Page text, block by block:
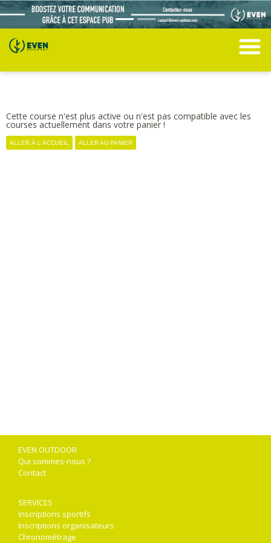
Cette course n'est plus active ou n'est pas compatible avec les
courses actuellement dans votre panier !
ALLER À L'ACCUEIL ALLER AU PANIER
EVEN OUTDOOR
Qui sommes-nous ?
Contact
SERVICES
Inscriptions sportifs
Inscriptions organisateurs
Chronométrage